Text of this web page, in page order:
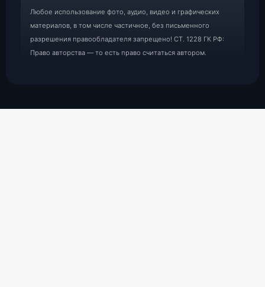
Любое использование фото, аудио, видео и графических
материалов, в том числе частичное, без письменного
разрешения правообладателя запрещено! СТ. 1228 ГК РФ:
Право авторства — то есть право считаться автором.